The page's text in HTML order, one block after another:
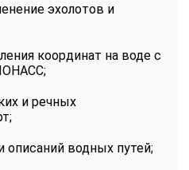
эхолотов и
координат на воде с
и речных
описаний водных путей;